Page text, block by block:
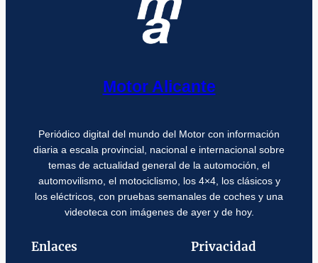
Motor Alicante
Periódico digital del mundo del Motor con información
diaria a escala provincial, nacional e internacional sobre
temas de actualidad general de la automoción, el
automovilismo, el motociclismo, los 4×4, los clásicos y
los eléctricos, con pruebas semanales de coches y una
videoteca con imágenes de ayer y de hoy.
Enlaces Privacidad